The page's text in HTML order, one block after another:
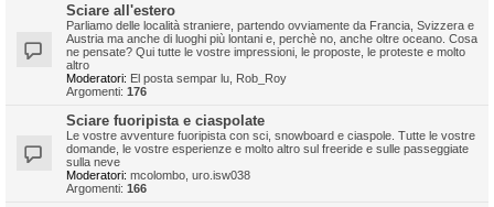
Sciare all'estero
Parliamo delle località straniere, partendo ovviamente da Francia, Svizzera e
Austria ma anche di luoghi più lontani e, perchè no, anche oltre oceano. Cosa
ne pensate? Qui tutte le vostre impressioni, le proposte, le proteste e molto
altro
Moderatori: El posta sempar lu Rob_Roy
Argomenti: 176
Sciare fuoripista e ciaspolate
Le vostre avventure fuoripista con sci, snowboard e ciaspole. Tutte le vostre
domande, le vostre esperienze e molto altro sul freeride e sulle passeggiate
sulla neve
Moderatori: mcolombo uro.isw038
Argomenti: 166